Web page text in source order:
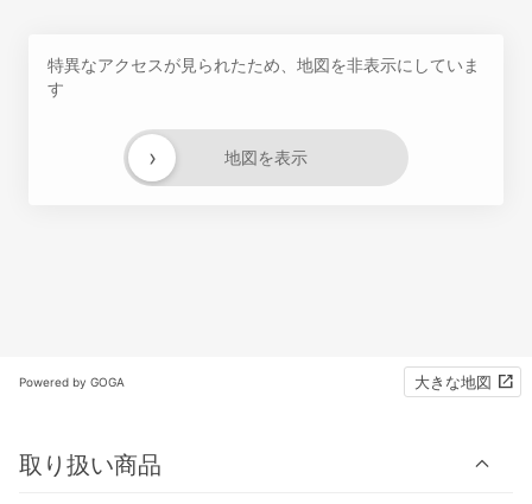
特異なアクセスが見られたため、地図を非表示にしていま
す
地図を表示
›
Powered by GOGA 大きな地図
取り扱い商品